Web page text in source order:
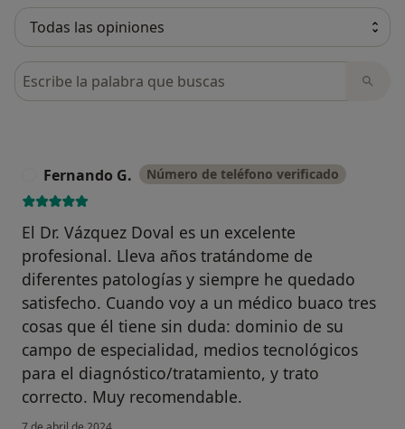
Busca en opiniones
Fernando G. Número de teléfono verificado
El Dr. Vázquez Doval es un excelente
profesional. Lleva años tratándome de
diferentes patologías y siempre he quedado
satisfecho. Cuando voy a un médico buaco tres
cosas que él tiene sin duda: dominio de su
campo de especialidad, medios tecnológicos
para el diagnóstico/tratamiento, y trato
correcto. Muy recomendable.